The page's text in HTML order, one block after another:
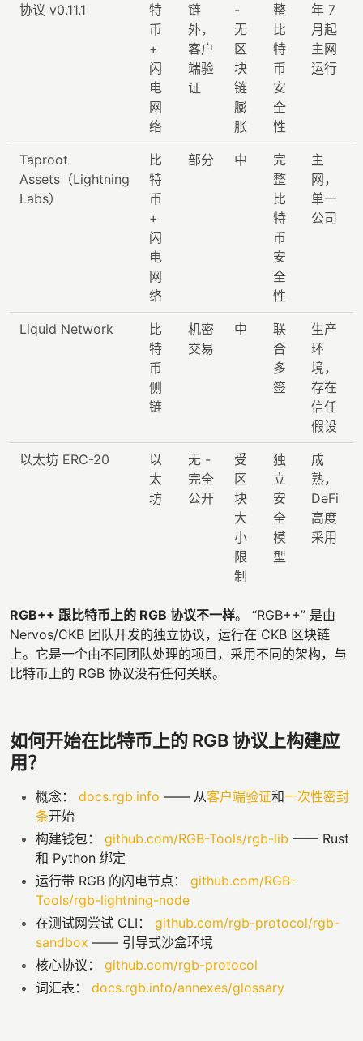
协议 v0.11.1
特
币
+
闪
电
网
络
链
外，
客户
端验
证
-
无
区
块
链
膨
胀
整
比
特
币
安
全
性
年 7
月起
主网
运行
Taproot
Assets（Lightning
Labs）
比
特
币
+
闪
电
网
络
部分 中
完
整
比
特
币
安
全
性
主
网，
单一
公司
Liquid Network
比
特
币
侧
链
机密
交易
中
联
合
多
签
生产
环
境，
存在
信任
假设
以太坊 ERC-20
以
太
坊
无 -
完全
公开
受
区
块
大
小
限
制
独
立
安
全
模
型
成
熟，
DeFi
高度
采用
RGB++ 跟比特币上的 RGB 协议不一样。 “RGB++” 是由
Nervos/CKB 团队开发的独立协议，运行在 CKB 区块链
上。它是一个由不同团队处理的项目，采用不同的架构，与
比特币上的 RGB 协议没有任何关联。
如何开始在比特币上的 RGB 协议上构建应
用？
概念： docs.rgb.info —— 从客户端验证和一次性密封
条开始
构建钱包： github.com/RGB-Tools/rgb-lib —— Rust
和 Python 绑定
运行带 RGB 的闪电节点： github.com/RGB-
Tools/rgb-lightning-node
在测试网尝试 CLI： github.com/rgb-protocol/rgb-
sandbox —— 引导式沙盒环境
核心协议： github.com/rgb-protocol
词汇表： docs.rgb.info/annexes/glossary